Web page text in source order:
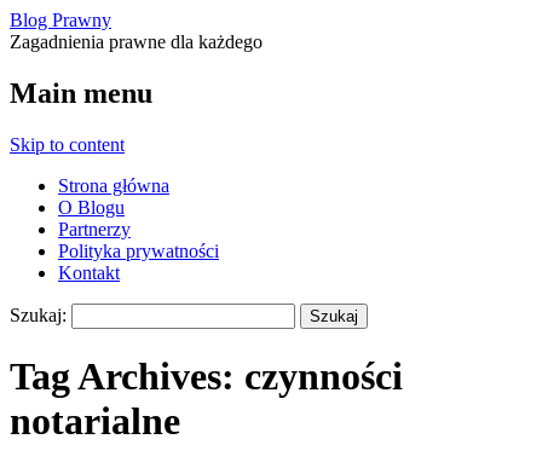
Blog Prawny
Zagadnienia prawne dla każdego
Main menu
Skip to content
Strona główna
O Blogu
Partnerzy
Polityka prywatności
Kontakt
Szukaj:
Tag Archives: czynności
notarialne